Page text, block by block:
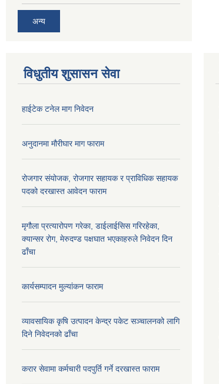
अन्य
विधुतीय शुसासन सेवा
हाईटेक टनेल माग निवेदन
अनुदानमा मौरीघार माग फाराम
रोजगार संयोजक, रोजगार सहायक र प्राविधिक सहायक
पदको दरखास्त आवेदन फाराम
मृगौला प्रत्यारोपण गरेका, डाईलाईसिस गरिरहेका,
क्यान्सर रोग, मेरुदण्ड पक्षघात भएकाहरुले निवेदन दिन
ढाँचा
कार्यसम्पादन मुल्यांकन फाराम
व्यावसायिक कृषि उत्पादन केन्द्र पकेट सञ्चालनको लागि
दिने निवेदनको ढाँचा
करार सेवामा कर्मचारी पदपुर्ति गर्ने दरखास्त फाराम